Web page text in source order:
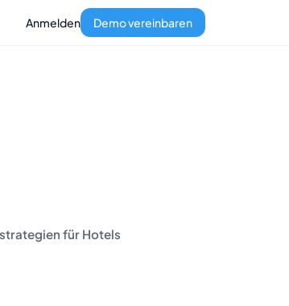
Anmelden Demo vereinbaren
für Hotels